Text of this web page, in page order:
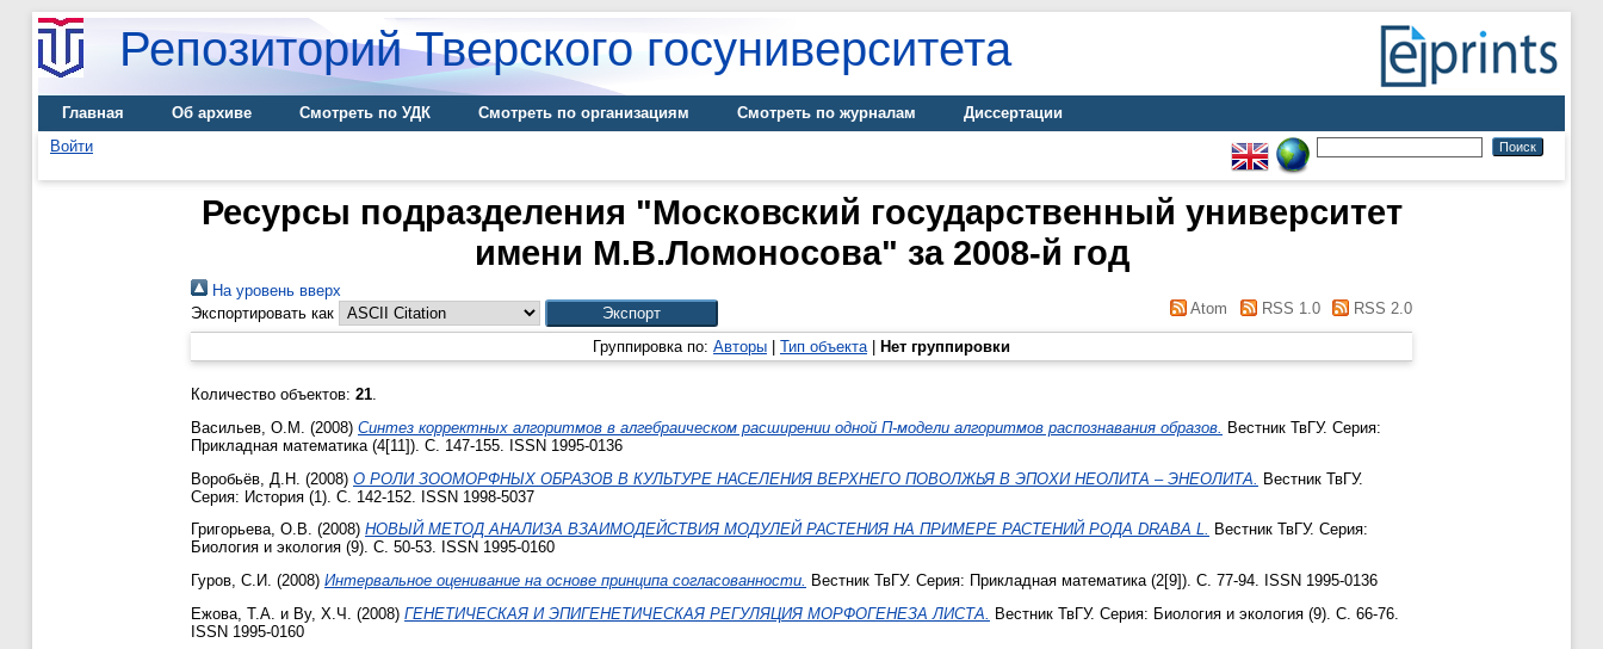
Репозиторий Тверского госуниверситета
Главная Об архиве Смотреть по УДК Смотреть по организациям Смотреть по журналам
Диссертации
Войти
Ресурсы подразделения "Московский государственный университет
имени М.В.Ломоносова" за 2008-й год
На уровень вверх
Экспортировать как
Atom RSS 1.0 RSS 2.0
Группировка по: Авторы Тип объекта| Нет группировки
Количество объектов: 21.
Васильев, О.М.
(2008) Синтез корректных алгоритмов в алгебраическом расширении одной П-модели алгоритмов распознавания образов.
Вестник ТвГУ. Серия:
Прикладная математика (4[11]). С. 147-155. ISSN 1995-0136
Воробьёв, Д.Н. (2008) О РОЛИ ЗООМОРФНЫХ ОБРАЗОВ В КУЛЬТУРЕ НАСЕЛЕНИЯ ВЕРХНЕГО ПОВОЛЖЬЯ В ЭПОХИ НЕОЛИТА – ЭНЕОЛИТА.
Вестник ТвГУ.
Серия: История (1). С. 142-152. ISSN 1998-5037
Григорьева, О.В. (2008) НОВЫЙ МЕТОД АНАЛИЗА ВЗАИМОДЕЙСТВИЯ МОДУЛЕЙ РАСТЕНИЯ НА ПРИМЕРЕ РАСТЕНИЙ РОДА DRABA L. Вестник ТвГУ. Серия:
Биология и экология (9). С. 50-53. ISSN 1995-0160
Гуров, С.И. (2008) Интервальное оценивание на основе принципа согласованности. Вестник ТвГУ. Серия: Прикладная математика (2[9]). С. 77-94. ISSN 1995-0136
Ежова, Т.А. и Ву, Х.Ч. (2008) ГЕНЕТИЧЕСКАЯ И ЭПИГЕНЕТИЧЕСКАЯ РЕГУЛЯЦИЯ МОРФОГЕНЕЗА ЛИСТА.
Вестник ТвГУ. Серия: Биология и экология (9). С. 66-76.
ISSN 1995-0160